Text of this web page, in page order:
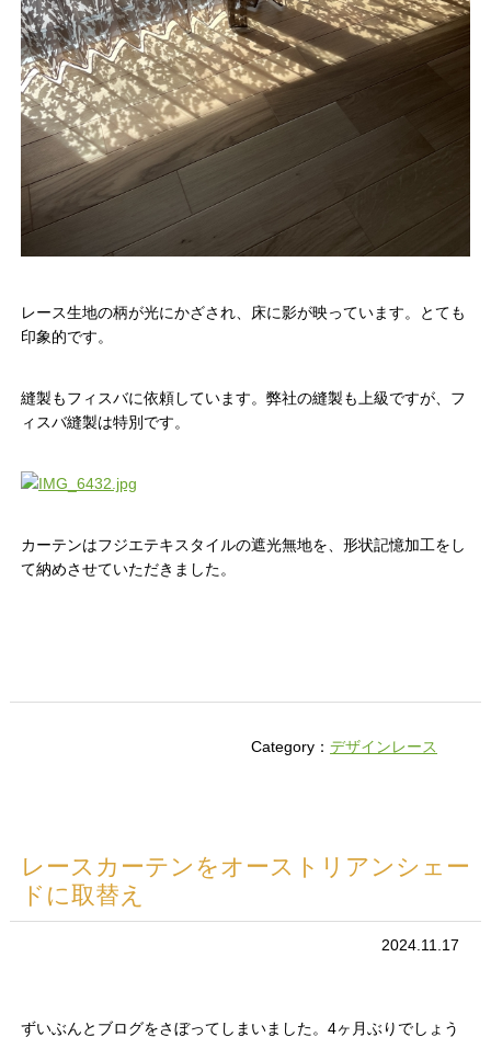
レース生地の柄が光にかざされ、床に影が映っています。とても
印象的です。
縫製もフィスバに依頼しています。弊社の縫製も上級ですが、フ
ィスバ縫製は特別です。
カーテンはフジエテキスタイルの遮光無地を、形状記憶加工をし
て納めさせていただきました。
Category：デザインレース
レースカーテンをオーストリアンシェー
ドに取替え
2024.11.17
ずいぶんとブログをさぼってしまいました。4ヶ月ぶりでしょう